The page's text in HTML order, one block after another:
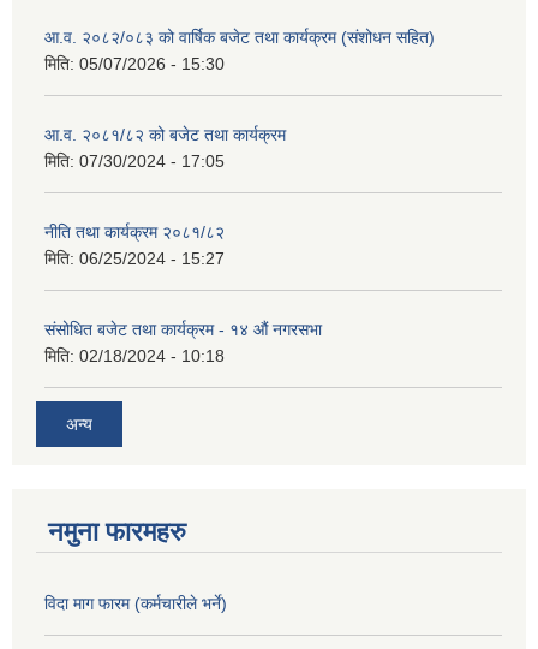
आ.व. २०८२/०८३ को वार्षिक बजेट तथा कार्यक्रम (संशोधन सहित)
मिति: 05/07/2026 - 15:30
आ.व. २०८१/८२ को बजेट तथा कार्यक्रम
मिति: 07/30/2024 - 17:05
नीति तथा कार्यक्रम २०८१/८२
मिति: 06/25/2024 - 15:27
संसोधित बजेट तथा कार्यक्रम - १४ औं नगरसभा
मिति: 02/18/2024 - 10:18
अन्य
नमुना फारमहरु
विदा माग फारम (कर्मचारीले भर्ने)